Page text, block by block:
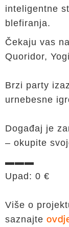
inteligentne
blefiranja.
Čekaju vas
Quoridor,
Brzi party
urnebesne
Događaj je
– okupite
▬▬▬
Upad: 0 €
Više o
saznajte